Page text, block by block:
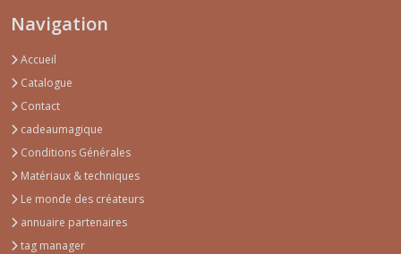
Navigation
Accueil
Catalogue
Contact
cadeaumagique
Conditions Générales
Matériaux & techniques
Le monde des créateurs
annuaire partenaires
tag manager